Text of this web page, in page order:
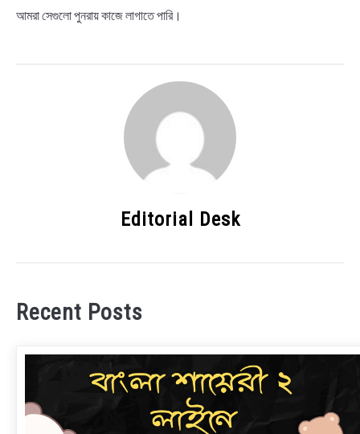
আমরা সেগুলো পুনরায় কাজে লাগাতে পারি।
Editorial Desk
Recent Posts